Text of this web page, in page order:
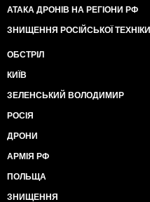
АТАКА ДРОНІВ НА РЕГІОНИ РФ
ЗНИЩЕННЯ РОСІЙСЬКОЇ ТЕХНІКИ
ОБСТРІЛ
КИЇВ
ЗЕЛЕНСЬКИЙ ВОЛОДИМИР
РОСІЯ
ДРОНИ
АРМІЯ РФ
ПОЛЬЩА
ЗНИЩЕННЯ